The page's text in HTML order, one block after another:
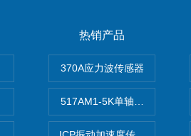
热销产品
370A应力波传感器
517AM1-5K单轴冲击IEPE加